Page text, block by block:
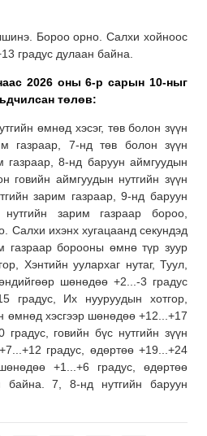
Бороо орно. Салхи хойноос
градус дулаан байна.
2026 оны 6-р сарын 10-ныг
төлөв:
өмнөд хэсэг, төв болон зүүн
газраар, 7-нд төв болон зүүн
газраар, 8-нд баруун аймгуудын
говийн аймгуудын нутгийн зүүн
зарим газраар, 9-нд баруун
зарим газраар бороо,
Салхи ихэнх хугацаанд секундэд
газраар борооны өмнө түр зуур
Хэнтийн уулархаг нутаг, Туул,
шөнөдөө +2...-3 градус
градус, Их нууруудын хотгор,
өмнөд хэсгээр шөнөдөө +12...+17
градус, говийн бүс нутгийн зүүн
градус, өдөртөө +19...+24
+1...+6 градус, өдөртөө
байна. 7, 8-нд нутгийн баруун